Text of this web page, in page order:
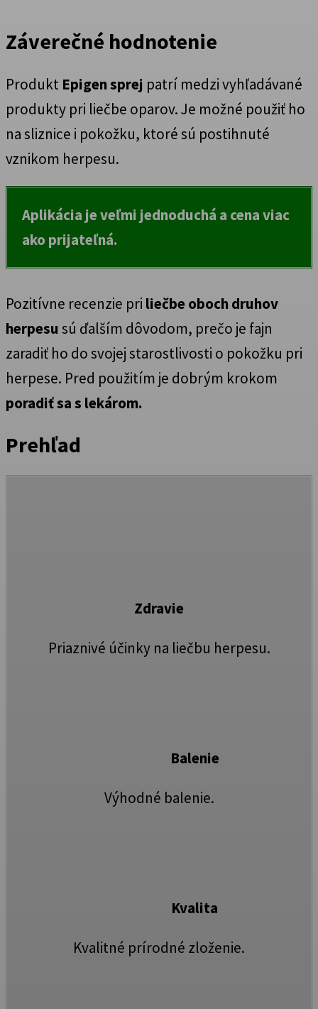
Záverečné hodnotenie
Produkt Epigen sprej patrí medzi vyhľadávané
produkty pri liečbe oparov. Je možné použiť ho
na sliznice i pokožku, ktoré sú postihnuté
vznikom herpesu.
Aplikácia je veľmi jednoduchá a cena viac
ako prijateľná.
Pozitívne recenzie pri liečbe oboch druhov
herpesusú ďalším dôvodom, prečo je fajn
zaradiť ho do svojej starostlivosti o pokožku pri
herpese. Pred použitím je dobrým krokom
poradiť sa s lekárom.
Prehľad
Zdravie
Priaznivé účinky na liečbu herpesu.
Balenie
Výhodné balenie.
Kvalita
Kvalitné prírodné zloženie.